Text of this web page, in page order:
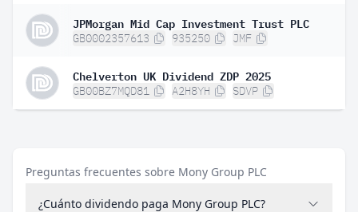
JPMorgan Mid Cap Investment Trust PLC
GB0002357613 935250 JMF
Chelverton UK Dividend ZDP 2025
GB00BZ7MQD81 A2H8YH SDVP
Preguntas frecuentes sobre Mony Group PLC
¿Cuánto dividendo paga Mony Group PLC?